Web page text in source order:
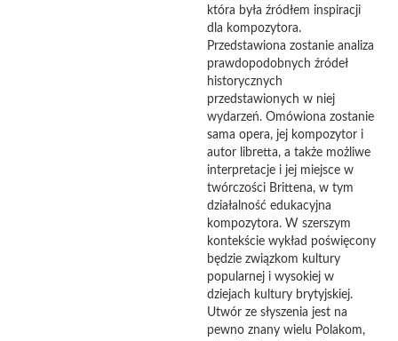
która była źródłem inspiracji
dla kompozytora.
Przedstawiona zostanie analiza
prawdopodobnych źródeł
historycznych
przedstawionych w niej
wydarzeń. Omówiona zostanie
sama opera, jej kompozytor i
autor libretta, a także możliwe
interpretacje i jej miejsce w
twórczości Brittena, w tym
działalność edukacyjna
kompozytora. W szerszym
kontekście wykład poświęcony
będzie związkom kultury
popularnej i wysokiej w
dziejach kultury brytyjskiej.
Utwór ze słyszenia jest na
pewno znany wielu Polakom,